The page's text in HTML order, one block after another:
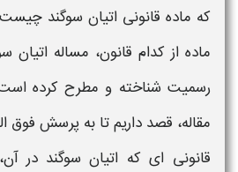
که ماده قانونی اتیان سوگند چیست
ماده از کدام قانون، مساله اتیان
رسمیت شناخته و مطرح کرده
مقاله، قصد داریم تا به پرسش فوق
قانونی ای که اتیان سوگند در